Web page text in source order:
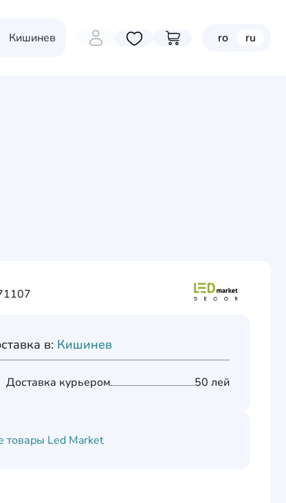
Кишинев Избранные товары
Перейти в корзину
ro ru
в: Кишинев
Доставка курьером 50 лей
товары Led Market